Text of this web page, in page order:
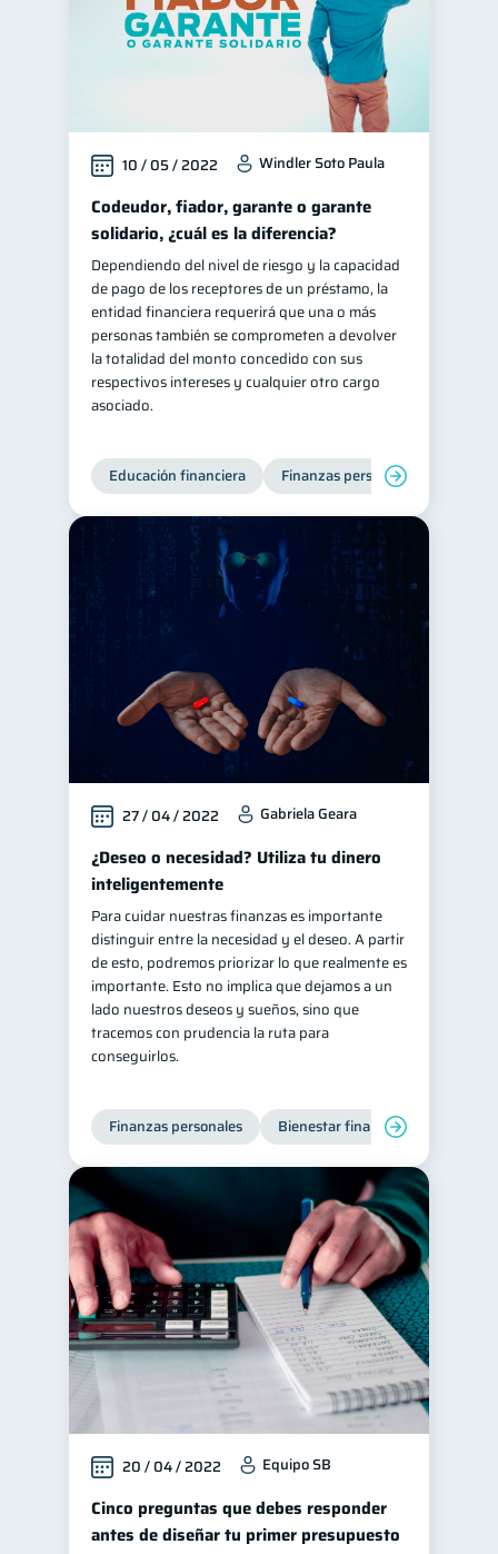
10 / 05 / 2022 Windler Soto Paula
Codeudor, fiador, garante o garante
solidario, ¿cuál es la diferencia?
Dependiendo del nivel de riesgo y la capacidad
de pago de los receptores de un préstamo, la
entidad financiera requerirá que una o más
personas también se comprometen a devolver
la totalidad del monto concedido con sus
respectivos intereses y cualquier otro cargo
asociado.
Educación financiera Finanzas personales
27 / 04 / 2022 Gabriela Geara
¿Deseo o necesidad? Utiliza tu dinero
inteligentemente
Para cuidar nuestras finanzas es importante
distinguir entre la necesidad y el deseo. A partir
de esto, podremos priorizar lo que realmente es
importante. Esto no implica que dejamos a un
lado nuestros deseos y sueños, sino que
tracemos con prudencia la ruta para
conseguirlos.
Finanzas personales Bienestar financiero
20 / 04 / 2022 Equipo SB
Cinco preguntas que debes responder
antes de diseñar tu primer presupuesto